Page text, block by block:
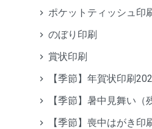
ポケットティッシュ印
のぼり印刷
賞状印刷
【季節】年賀状印刷
【季節】暑中見舞い（
【季節】喪中はがき印